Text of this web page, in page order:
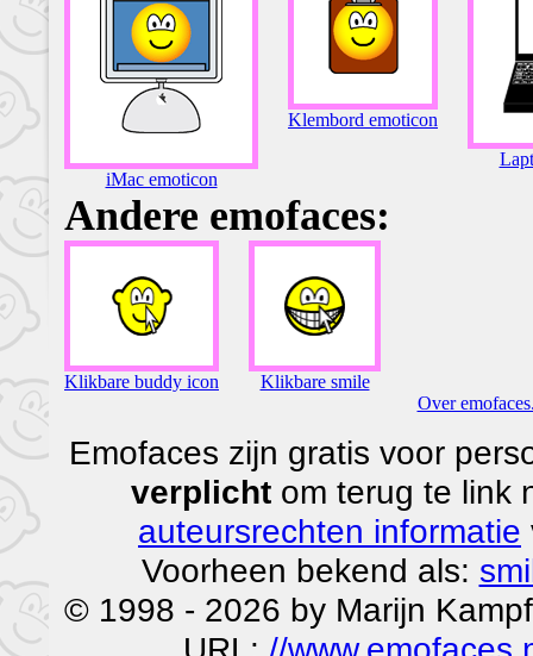
iMac emoticon
Klembord emoticon
Andere emofaces:
Klikbare buddy icon
Klikbare smile
Over
Emofaces zijn gratis voor
verplichtom terug te link
auteursrechten informatie
Voorheen bekend als:
© 1998 - 2026 by Marijn